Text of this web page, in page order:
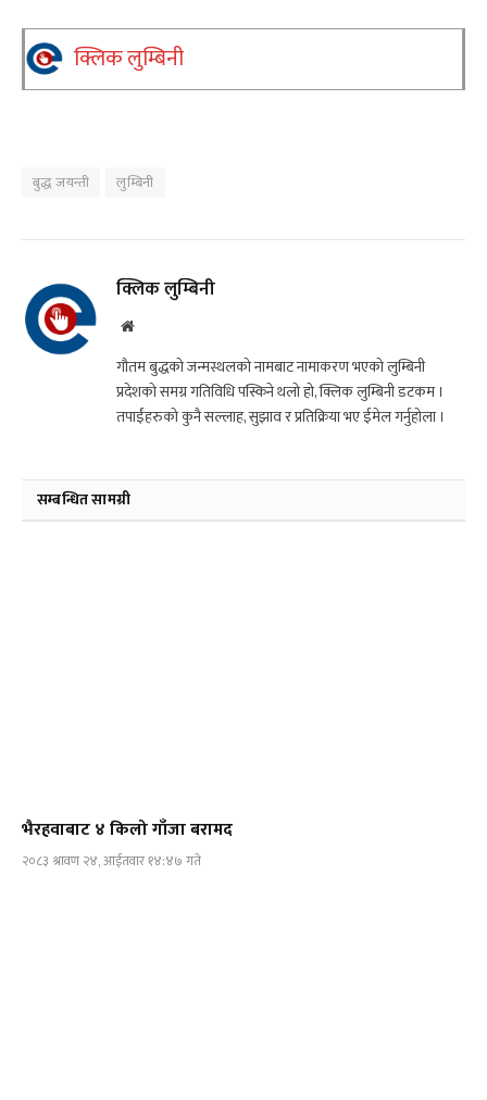
क्लिक लुम्बिनी
बुद्ध जयन्ती लुम्बिनी
क्लिक लुम्बिनी
Website
गौतम बुद्धको जन्मस्थलको नामबाट नामाकरण भएको लुम्बिनी
प्रदेशको समग्र गतिविधि पस्किने थलो हो, क्लिक लुम्बिनी डटकम ।
तपाईंहरुको कुनै सल्लाह, सुझाव र प्रतिक्रिया भए ईमेल गर्नुहोला ।
सम्बन्धित सामग्री
भैरहवाबाट ४ किलो गाँजा बरामद
२०८३ श्रावण २४, आईतवार १४:४७ गते